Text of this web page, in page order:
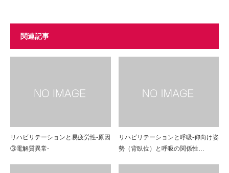
関連記事
リハビリテーションと易疲労性-原因
③電解質異常-
リハビリテーションと呼吸-仰向け姿
勢（背臥位）と呼吸の関係性…